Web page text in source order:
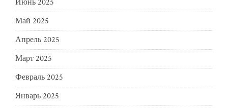
Май 2025
Апрель 2025
Март 2025
Февраль 2025
Январь 2025